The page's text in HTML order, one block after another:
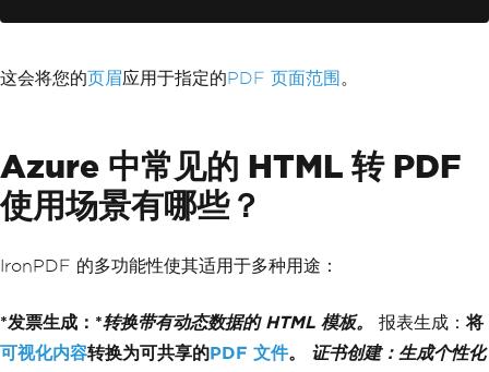
return response;
        _logger
.LogError (ex,
"Header/F
ooter conversion error");
throw;
}
pages after rendering
for
( int i = 1; i < pdf PageCount ;
// Add page-specific content if ne
eded
        pdf
.StampHtml (i
        <div style='position: absolut
10px;'>
                Section "
+
GetSection
            </div>"
);
return pdf;
这会将您的页眉应用于指定的PDF 页面范围 。
Azure 中常见的 HTML 转 PDF
使用场景有哪些？
IronPDF 的多功能性使其适用于多种用途：
*发票生成：*转换带有动态数据的 HTML 模板。 报表生成：将
可视化内容转换为可共享的PDF 文件。 证书创建： 生成个性化